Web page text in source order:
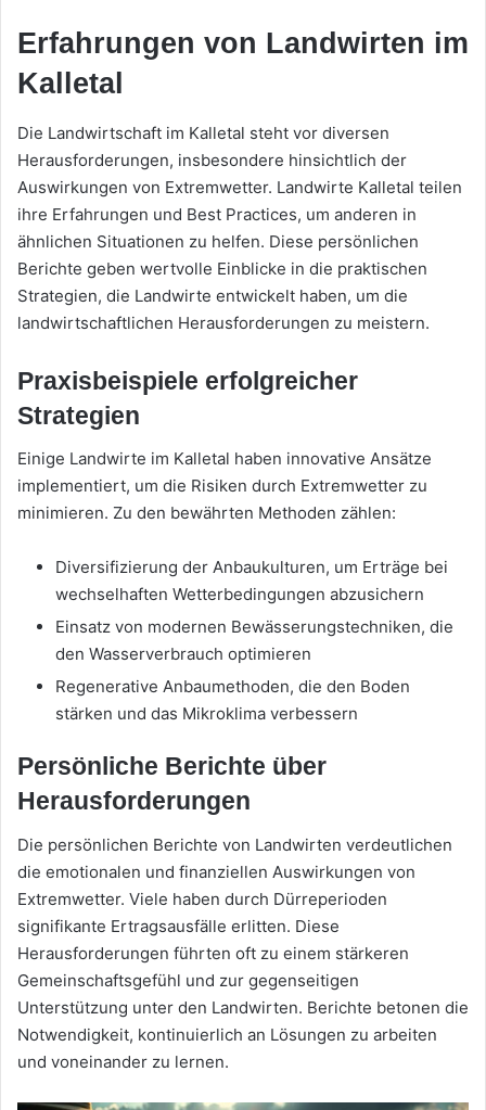
Erfahrungen von Landwirten im
Kalletal
Die Landwirtschaft im Kalletal steht vor diversen
Herausforderungen, insbesondere hinsichtlich der
Auswirkungen von Extremwetter. Landwirte Kalletal teilen
ihre Erfahrungen und Best Practices, um anderen in
ähnlichen Situationen zu helfen. Diese persönlichen
Berichte geben wertvolle Einblicke in die praktischen
Strategien, die Landwirte entwickelt haben, um die
landwirtschaftlichen Herausforderungen zu meistern.
Praxisbeispiele erfolgreicher
Strategien
Einige Landwirte im Kalletal haben innovative Ansätze
implementiert, um die Risiken durch Extremwetter zu
minimieren. Zu den bewährten Methoden zählen:
Diversifizierung der Anbaukulturen, um Erträge bei
wechselhaften Wetterbedingungen abzusichern
Einsatz von modernen Bewässerungstechniken, die
den Wasserverbrauch optimieren
Regenerative Anbaumethoden, die den Boden
stärken und das Mikroklima verbessern
Persönliche Berichte über
Herausforderungen
Die persönlichen Berichte von Landwirten verdeutlichen
die emotionalen und finanziellen Auswirkungen von
Extremwetter. Viele haben durch Dürreperioden
signifikante Ertragsausfälle erlitten. Diese
Herausforderungen führten oft zu einem stärkeren
Gemeinschaftsgefühl und zur gegenseitigen
Unterstützung unter den Landwirten. Berichte betonen die
Notwendigkeit, kontinuierlich an Lösungen zu arbeiten
und voneinander zu lernen.